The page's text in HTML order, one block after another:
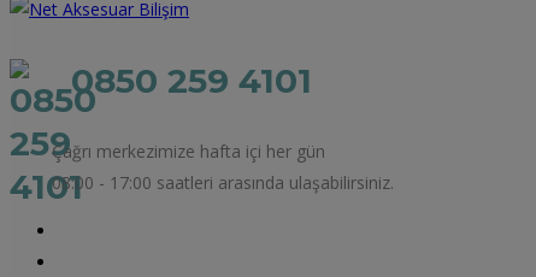
0850 259 4101
Çağrı merkezimize hafta içi her gün
08:00 - 17:00 saatleri arasında ulaşabilirsiniz.